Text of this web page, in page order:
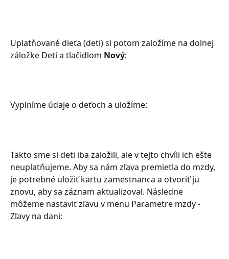
Uplatňované dieťa (deti) si potom založíme na dolnej
záložke Deti a tlačidlom Nový:
Vyplníme údaje o deťoch a uložíme:
Takto sme si deti iba založili, ale v tejto chvíli ich ešte
neuplatňujeme. Aby sa nám zľava premietla do mzdy,
je potrebné uložiť kartu zamestnanca a otvoriť ju
znovu, aby sa záznam aktualizoval. Následne
môžeme nastaviť zľavu v menu Parametre mzdy -
Zľavy na dani: